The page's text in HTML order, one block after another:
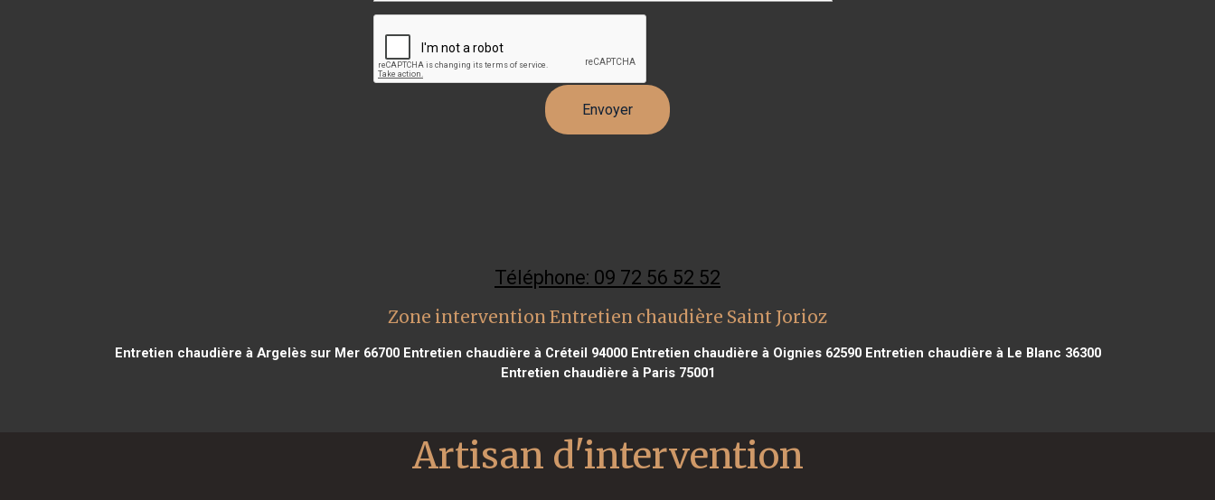
Téléphone: 09 72 56 52 52
Zone intervention Entretien chaudière Saint Jorioz
Entretien chaudière à Argelès sur Mer 66700Entretien chaudière à Créteil 94000Entretien chaudière à Oignies 62590Entretien chaudière à Le Blanc 36300
Entretien chaudière à Paris 75001
Artisan d'intervention